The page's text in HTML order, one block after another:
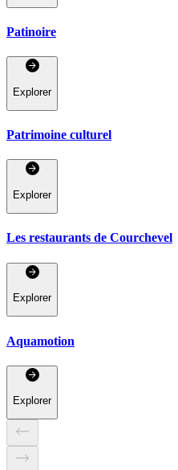
Patinoire
Explorer
Patrimoine culturel
Explorer
Les restaurants de Courchevel
Explorer
Aquamotion
Explorer